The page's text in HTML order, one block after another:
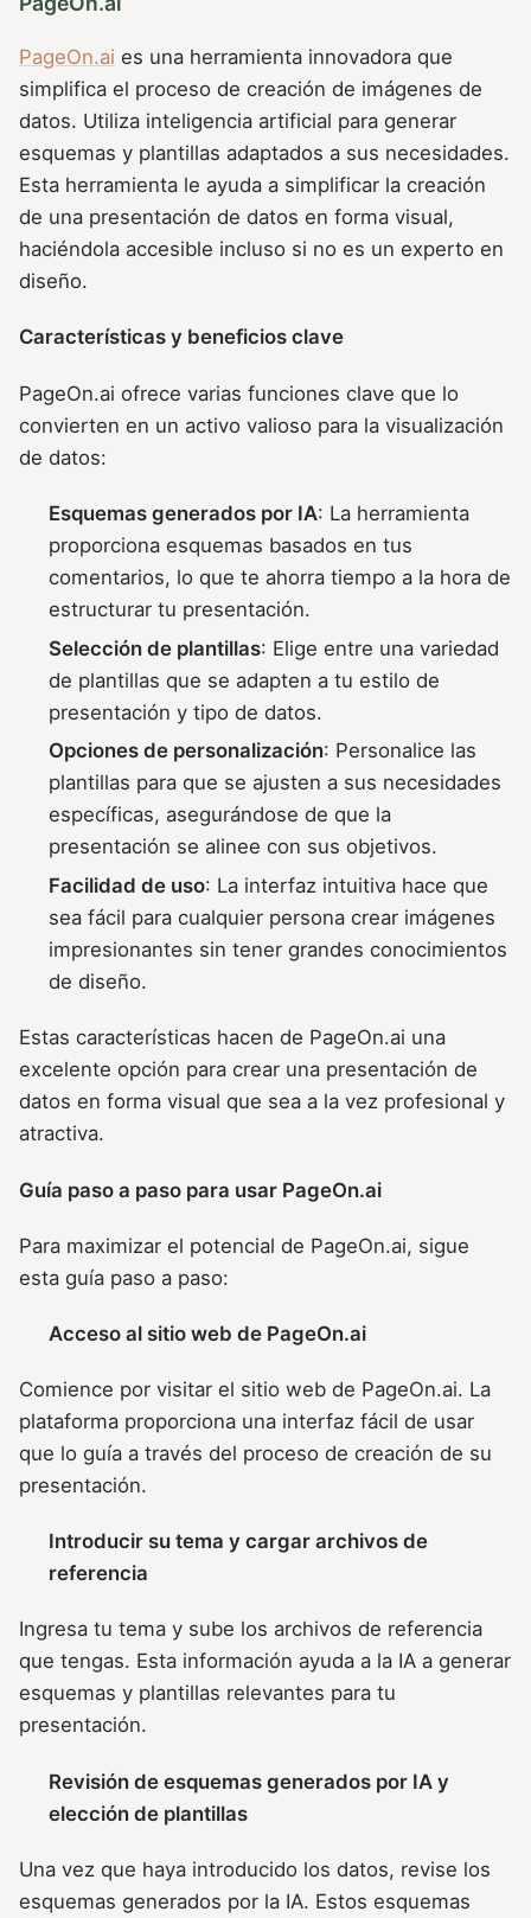
PageOn.ai es una herramienta innovadora que
simplifica el proceso de creación de imágenes de
datos. Utiliza inteligencia artificial para generar
esquemas y plantillas adaptados a sus necesidades.
Esta herramienta le ayuda a simplificar la creación
de una presentación de datos en forma visual,
haciéndola accesible incluso si no es un experto en
diseño.
Características y beneficios clave
PageOn.ai ofrece varias funciones clave que lo
convierten en un activo valioso para la visualización
de datos:
Esquemas generados por IA: La herramienta
proporciona esquemas basados en tus
comentarios, lo que te ahorra tiempo a la hora de
estructurar tu presentación.
Selección de plantillas: Elige entre una variedad
de plantillas que se adapten a tu estilo de
presentación y tipo de datos.
Opciones de personalización: Personalice las
plantillas para que se ajusten a sus necesidades
específicas, asegurándose de que la
presentación se alinee con sus objetivos.
Facilidad de uso: La interfaz intuitiva hace que
sea fácil para cualquier persona crear imágenes
impresionantes sin tener grandes conocimientos
de diseño.
Estas características hacen de PageOn.ai una
excelente opción para crear una presentación de
datos en forma visual que sea a la vez profesional y
atractiva.
Guía paso a paso para usar PageOn.ai
Para maximizar el potencial de PageOn.ai, sigue
esta guía paso a paso:
Acceso al sitio web de PageOn.ai
Comience por visitar el sitio web de PageOn.ai. La
plataforma proporciona una interfaz fácil de usar
que lo guía a través del proceso de creación de su
presentación.
Introducir su tema y cargar archivos de
referencia
Ingresa tu tema y sube los archivos de referencia
que tengas. Esta información ayuda a la IA a generar
esquemas y plantillas relevantes para tu
presentación.
Revisión de esquemas generados por IA y
elección de plantillas
Una vez que haya introducido los datos, revise los
esquemas generados por la IA. Estos esquemas